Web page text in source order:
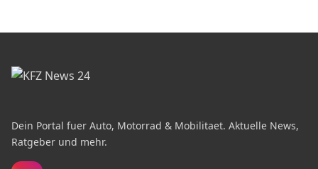
Dein Portal fuer Auto, Motorrad & Mobilitaet. Aktuelle News,
Ratgeber und mehr.